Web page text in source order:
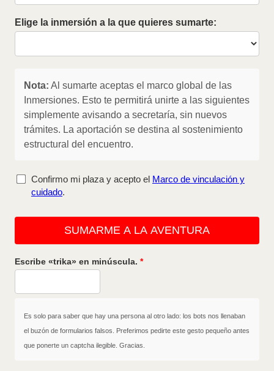
Elige la inmersión a la que quieres sumarte:
Nota: Al sumarte aceptas el marco global de las
Inmersiones. Esto te permitirá unirte a las siguientes
simplemente avisando a secretaría, sin nuevos
trámites. La aportación se destina al sostenimiento
estructural del encuentro.
Confirmo mi plaza y acepto el Marco de vinculación y
cuidado.
SUMARME A LA AVENTURA
Escribe «trika» en minúscula.
Es solo para saber que hay una persona al otro lado: los bots nos llenaban
el buzón de formularios falsos. Preferimos pedirte este gesto pequeño antes
que ponerte un captcha ilegible. Gracias.